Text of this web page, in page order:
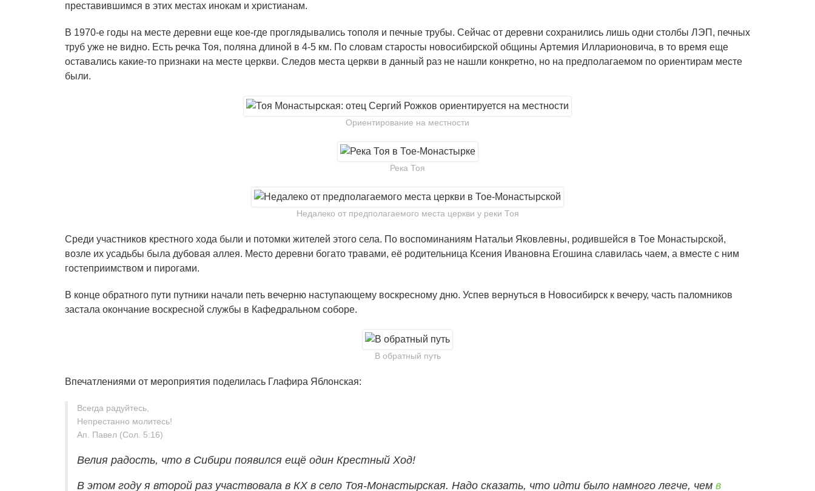
преставившимся в этих местах инокам и христианам.
В 1970-е годы на месте деревни еще кое-где проглядывались тополя и печные трубы. Сейчас от деревни сохранились лишь одни столбы ЛЭП, печных
труб уже не видно. Есть речка Тоя, поляна длиной в 4-5 км. По словам старосты новосибирской общины Артемия Илларионовича, в то время еще
оставались какие-то признаки на месте церкви. Следов места церкви в данный раз не нашли конкретно, но на предполагаемом по ориентирам месте
были.
Ориентирование на местности
Река Тоя
Недалеко от предполагаемого места церкви у реки Тоя
Среди участников крестного хода были и потомки жителей этого села. По воспоминаниям Натальи Яковлевны, родившейся в Тое Монастырской,
возле их усадьбы была дубовая аллея. Место деревни богато травами, её родительница Ксения Ивановна Егошина славилась чаем, а вместе с ним
гостеприимством и пирогами.
В конце обратного пути путники начали петь вечерню наступающему воскресному дню. Успев вернуться в Новосибирск к вечеру, часть паломников
застала окончание воскресной службы в Кафедральном соборе.
В обратный путь
Впечатлениями от мероприятия поделилась Глафира Яблонская:
Всегда радуйтесь,
Непрестанно молитесь!
Ап. Павел (Сол. 5:16)
Велия радость, что в Сибири появился ещё один Крестный Ход!
В этом году я второй раз участвовала в КХ в село Тоя-Монастырская. Надо сказать, что идти было намного легче, чем в